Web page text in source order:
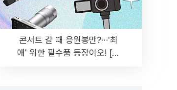
콘서트 갈 때 응원봉만?⋯'최
애' 위한 필수품 등장이오! [솔